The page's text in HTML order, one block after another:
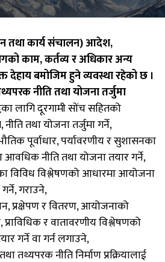
तथा कार्य संचालन) आदेश,
काम, कर्तव्य र अधिकार अन्य
देहाय बमोजिम हुने व्यवस्था रहेको छ ।
नीति तथा योजना तर्जुमा
लागि दूरगामी सोंच सहितको
नीति तथा योजना तर्जुमा गर्ने,
पूर्वाधार, पर्यावरणीय र सुशासनका
आवधिक नीति तथा योजना तयार गर्ने,
विश्लेषणको आधारमा आयोजना
गराउने,
प्रक्षेपण र वितरण, आयोजनाको
र वातावरणीय विश्लेषणको
गर्ने वा गर्न लगाउने,
नीति निर्माण प्रक्रियालाई